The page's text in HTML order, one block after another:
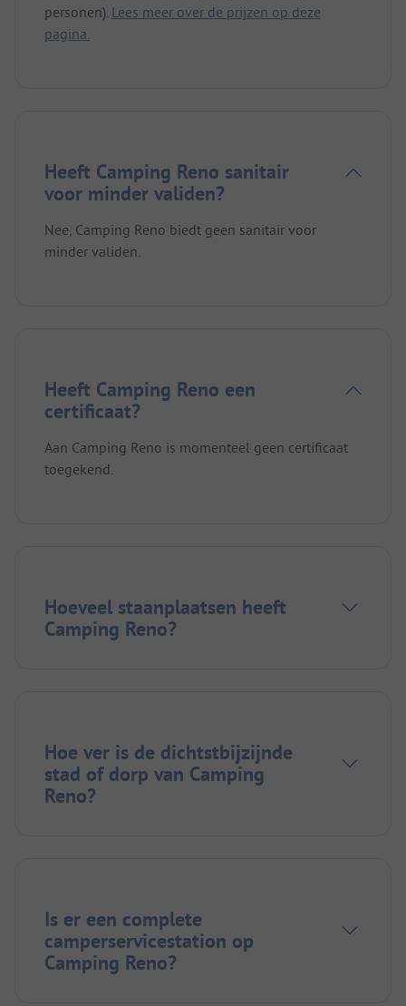
personen). Lees meer over de prijzen op deze
pagina.
Heeft Camping Reno sanitair
voor minder validen?
Nee, Camping Reno biedt geen sanitair voor
minder validen.
Heeft Camping Reno een
certificaat?
Aan Camping Reno is momenteel geen certificaat
toegekend.
Hoeveel staanplaatsen heeft
Camping Reno?
Hoe ver is de dichtstbijzijnde
stad of dorp van Camping
Reno?
Is er een complete
camperservicestation op
Camping Reno?